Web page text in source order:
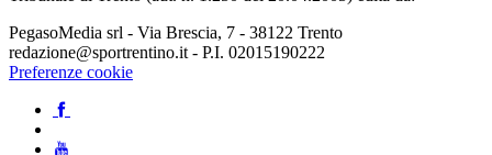
PegasoMedia srl - Via Brescia, 7 - 38122 Trento
redazione@sportrentino.it - P.I. 02015190222
Preferenze cookie